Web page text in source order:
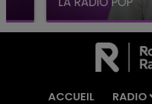
ACCUEIL RADIO